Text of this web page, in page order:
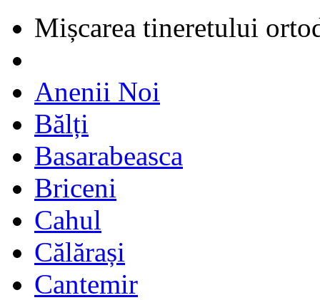
Mișcarea tineretului
Anenii Noi
Bălți
Basarabeasca
Briceni
Cahul
Călărași
Cantemir